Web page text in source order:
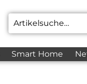
Smart Home